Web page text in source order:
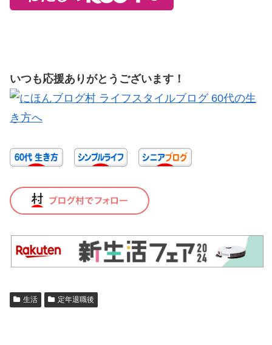
いつも応援ありがとうございます！
生活 定年退職後